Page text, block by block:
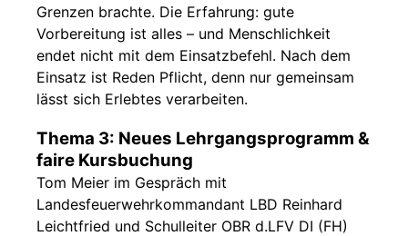
Grenzen brachte. Die Erfahrung: gute
Vorbereitung ist alles – und Menschlichkeit
endet nicht mit dem Einsatzbefehl. Nach dem
Einsatz ist Reden Pflicht, denn nur gemeinsam
lässt sich Erlebtes verarbeiten.
Thema 3: Neues Lehrgangsprogramm &
faire Kursbuchung
Tom Meier im Gespräch mit
Landesfeuerwehrkommandant LBD Reinhard
Leichtfried und Schulleiter OBR d.LFV DI (FH)